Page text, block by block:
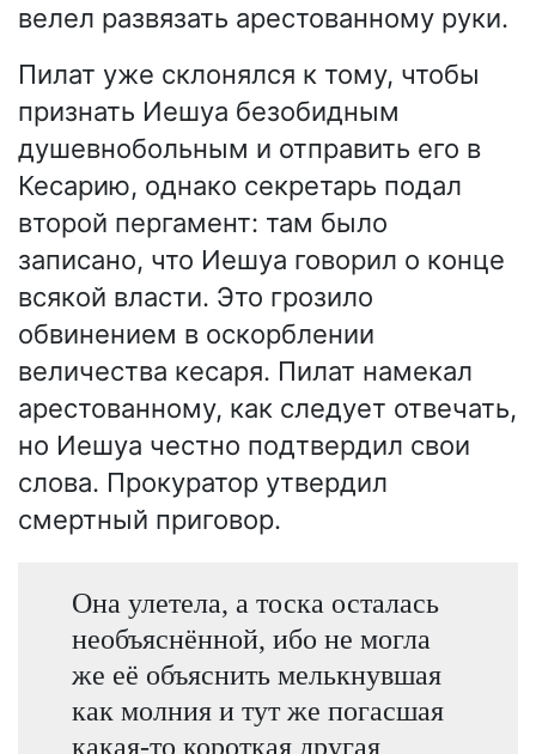
велел развязать арестованному руки.
Пилат уже склонялся к тому, чтобы
признать Иешуа безобидным
душевнобольным и отправить его в
Кесарию, однако секретарь подал
второй пергамент: там было
записано, что Иешуа говорил о конце
всякой власти. Это грозило
обвинением в оскорблении
величества кесаря. Пилат намекал
арестованному, как следует отвечать,
но Иешуа честно подтвердил свои
слова. Прокуратор утвердил
смертный приговор.
Она улетела, а тоска осталась
необъяснённой, ибо не могла
же её объяснить мелькнувшая
как молния и тут же погасшая
какая-то короткая другая